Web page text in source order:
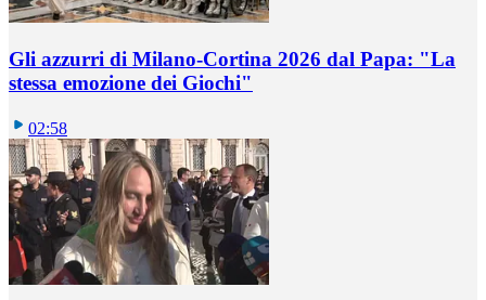
Gli azzurri di Milano-Cortina 2026 dal Papa: "La
stessa emozione dei Giochi"
02:58